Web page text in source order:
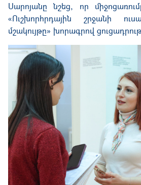
Սարոյանը նշեց, որ
«Ուշխորհրդային շրջանի
մշակույթը» խորագրով